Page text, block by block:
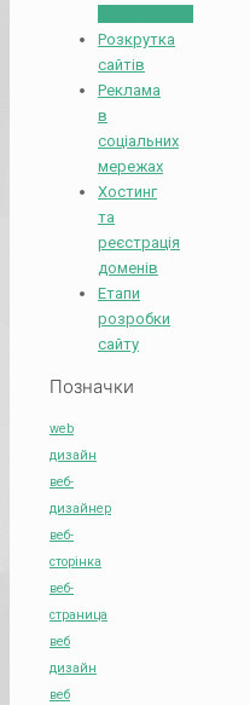
Розкрутка
сайтів
Реклама
в
соціальних
мережах
Хостинг
та
реєстрація
доменів
Етапи
розробки
сайту
Позначки
web
дизайн
веб-
дизайнер
веб-
сторінка
веб-
страница
веб
дизайн
веб